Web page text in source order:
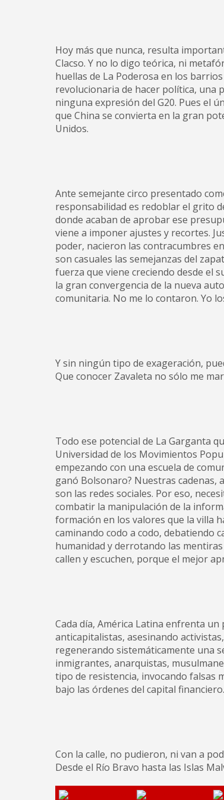
Hoy más que nunca, resulta
Clacso. Y no lo digo teórica, ni
huellas de La Poderosa en los
revolucionaria de hacer política,
ninguna expresión del G20. Pues el
que China se convierta en la gran
Unidos.
Ante semejante circo presentado
responsabilidad es redoblar el grito
donde acaban de aprobar ese
viene a imponer ajustes y recortes.
poder, nacieron las contracumbres
son casuales las semejanzas del
fuerza que viene creciendo desde el
la gran convergencia de la nueva
comunitaria. No me lo contaron. Yo
Y sin ningún tipo de exageración,
Que conocer Zavaleta no sólo me
Todo ese potencial de La Garganta
Universidad de los Movimientos
empezando con una escuela de
ganó Bolsonaro? Nuestras cadenas,
son las redes sociales. Por eso,
combatir la manipulación de la
formación en los valores que la villa
caminando codo a codo, debatiendo
humanidad y derrotando las
callen y escuchen, porque el mejor
Cada día, América Latina enfrenta
anticapitalistas, asesinando
regenerando sistemáticamente una
inmigrantes, anarquistas,
tipo de resistencia, invocando falsas
bajo las órdenes del capital financiero.
Con la calle, no pudieron, ni van a
Desde el Río Bravo hasta las Islas